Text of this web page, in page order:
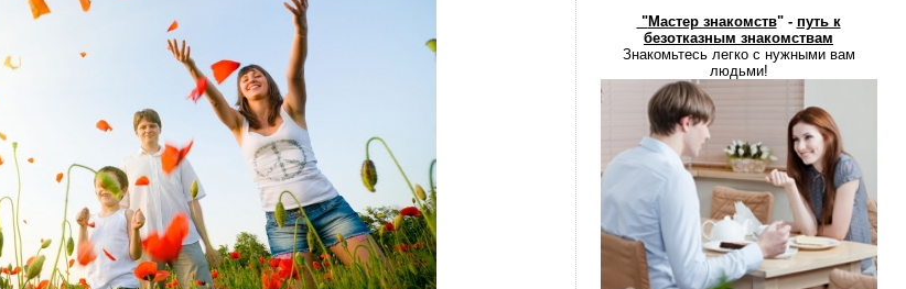
"Мастер знакомств" - путь к
безотказным знакомствам
Знакомьтесь легко с нужными вам
людьми!